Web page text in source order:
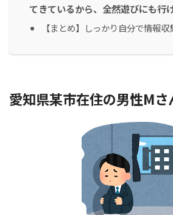
てきているから、全然遊びにも行
【まとめ】しっかり自分で情報収
愛知県某市在住の男性Mさ